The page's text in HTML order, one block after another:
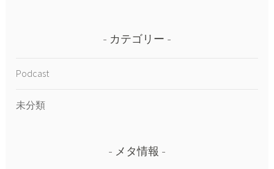
カテゴリー
Podcast
未分類
メタ情報